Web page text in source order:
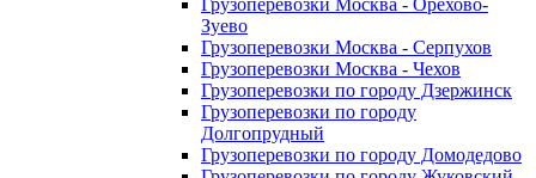
Грузоперевозки Москва - Орехово-
Зуево
Грузоперевозки Москва - Серпухов
Грузоперевозки Москва - Чехов
Грузоперевозки по городу Дзержинск
Грузоперевозки по городу
Долгопрудный
Грузоперевозки по городу Домодедово